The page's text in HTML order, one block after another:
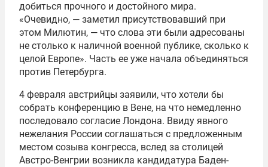
добиться прочного и достойного мира.
«Очевидно, — заметил присутствовавший при
этом Милютин, — что слова эти были адресованы
не столько к наличной военной публике, сколько к
целой Европе». Часть ее уже начала объединяться
против Петербурга.
4 февраля австрийцы заявили, что хотели бы
собрать конференцию в Вене, на что немедленно
последовало согласие Лондона. Ввиду явного
нежелания России соглашаться с предложенным
местом созыва конгресса, вслед за столицей
Австро-Венгрии возникла кандидатура Баден-